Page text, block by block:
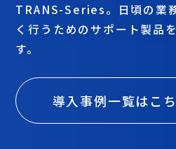
TRANS-Series。日頃の業
く行うためのサポート製品
す。
導入事例一覧はこ